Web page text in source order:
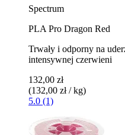
Spectrum
PLA Pro Dragon Red
Trwały i odporny na
intensywnej czerwieni
132,00 zł
(132,00 zł / kg)
5.0 (1)